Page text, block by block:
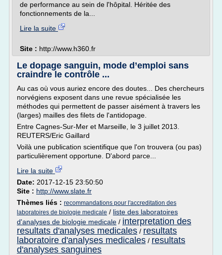
de performance au sein de l'hôpital. Héritée des
fonctionnements de la...
Lire la suite
Site : http://www.h360.fr
Le dopage sanguin, mode d’emploi sans
craindre le contrôle ...
Au cas où vous auriez encore des doutes... Des chercheurs
norvégiens exposent dans une revue spécialisée les
méthodes qui permettent de passer aisément à travers les
(larges) mailles des filets de l'antidopage.
Entre Cagnes-Sur-Mer et Marseille, le 3 juillet 2013.
REUTERS/Eric Gaillard
Voilà une publication scientifique que l'on trouvera (ou pas)
particulièrement opportune. D'abord parce...
Lire la suite
Date: 2017-12-15 23:50:50
Site : http://www.slate.fr
Thèmes liés : recommandations pour l'accreditation des
laboratoires de biologie medicale / liste des laboratoires
d'analyses de biologie medicale / interpretation des
resultats d'analyses medicales / resultats
laboratoire d'analyses medicales / resultats
d'analyses sanguines